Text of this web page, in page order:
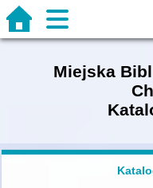
Miejska